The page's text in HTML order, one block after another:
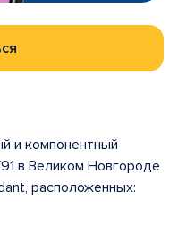
и компонентный
в Великом Новгороде
расположенных: